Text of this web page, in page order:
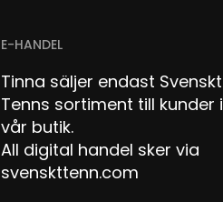
E-HANDEL
Tinna säljer endast Svenskt
Tenns sortiment till kunder i
vår butik.
All digital handel sker via
svenskttenn.com